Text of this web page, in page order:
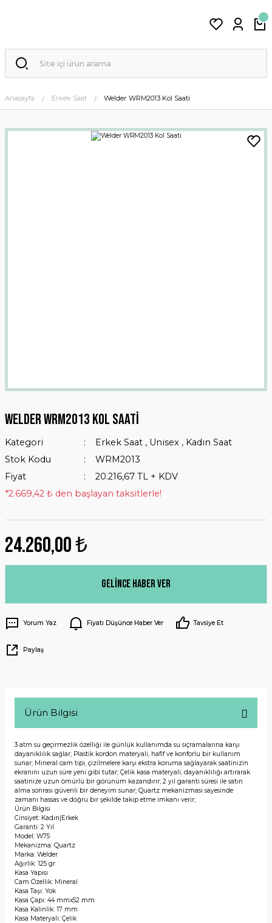
Anasayfa Erkek Saat Welder WRM2013 Kol Saati
Welder WRM2013 Kol Saati
Kategori Erkek Saat , Unisex , Kadın Saat
Stok Kodu
WRM2013
Fiyat
20.216,67 TL + KDV
*2.669,42 ₺ den başlayan taksitlerle!
24.260,00 ₺
Gelince Haber Ver
Yorum Yaz Fiyatı Düşünce Haber Ver Tavsiye Et
Paylaş
Ürün Bilgisi
3 atm su geçirmezlik özelliği ile günlük kullanımda su sıçramalarına karşı
dayanıklılık sağlar; Plastik kordon materyali, hafif ve konforlu bir kullanım
sunar; Mineral cam tipi, çizilmelere karşı ekstra koruma sağlayarak saatinizin
ekranını uzun süre yeni gibi tutar; Çelik kasa materyali, dayanıklılığı artırarak
saatinize uzun ömürlü bir görünüm kazandırır; 2 yıl garanti süresi ile satın
alma sonrası güvenli bir deneyim sunar; Quartz mekanizması sayesinde
zamanı hassas ve doğru bir şekilde takip etme imkanı verir;
Ürün Bilgisi
Cinsiyet: Kadın|Erkek
Garanti: 2 Yıl
Model: W75
Mekanizma: Quartz
Marka: Welder
Ağırlık: 125 gr
Kasa Yapısı
Cam Özellik: Mineral
Kasa Taşı: Yok
Kasa Çapı: 44 mmx52 mm
Kasa Kalinlik: 17 mm
Kasa Materyali: Çelik